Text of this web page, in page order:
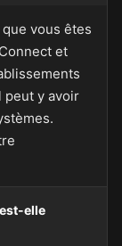
vous êtes
et
peut y avoir
elle